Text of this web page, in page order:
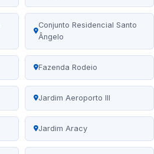
Conjunto Residencial Santo
Ângelo
Fazenda Rodeio
Jardim Aeroporto III
Jardim Aracy